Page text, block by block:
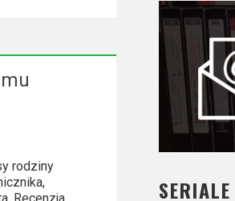
rodziny
SERIALE